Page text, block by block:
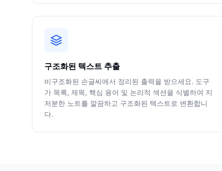
구조화된 텍스트 추출
비구조화된 손글씨에서 정리된 출력을 받으세요. 도구
가 목록, 제목, 핵심 용어 및 논리적 섹션을 식별하여 지
저분한 노트를 깔끔하고 구조화된 텍스트로 변환합니
다.